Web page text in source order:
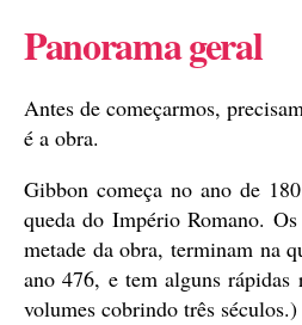
Panorama geral
Antes de começarmos,
é a obra.
Gibbon começa no ano de
queda do Império Romano.
metade da obra, terminam na
ano 476, e tem alguns rápidas
volumes cobrindo três séculos.)